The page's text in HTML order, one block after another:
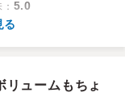
： 5.0
る
リュームもちょ